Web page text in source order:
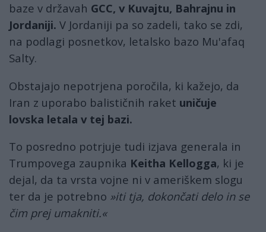
baze v državah GCC, v Kuvajtu, Bahrajnu in
Jordaniji. V Jordaniji pa so zadeli, tako se zdi,
na podlagi posnetkov, letalsko bazo Mu'afaq
Salty.
Obstajajo nepotrjena poročila, ki kažejo, da
Iran z uporabo balističnih raket uničuje
lovska letala v tej bazi.
To posredno potrjuje tudi izjava generala in
Trumpovega zaupnika Keitha Kellogga, ki je
dejal, da ta vrsta vojne ni v ameriškem slogu
ter da je potrebno »iti tja, dokončati delo in se
čim prej umakniti.«